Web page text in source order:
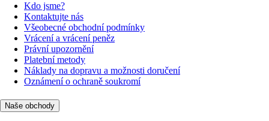
Kdo jsme?
Kontaktujte nás
Všeobecné obchodní podmínky
Vrácení a vrácení peněz
Právní upozornění
Platební metody
Náklady na dopravu a možnosti doručení
Oznámení o ochraně soukromí
Naše obchody